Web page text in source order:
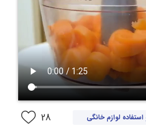
لوازم خانگی 28